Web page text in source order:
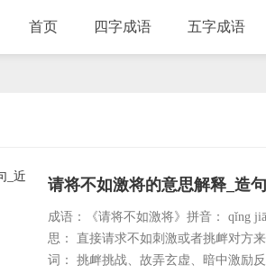
首页 四字成语 五字成语
请将不如激将的意思解释_造
成语：《请将不如激将》拼音： qǐng
思： 直接请求不如刺激或者挑衅对方
词： 挑衅挑战、故弄玄虚、暗中激励